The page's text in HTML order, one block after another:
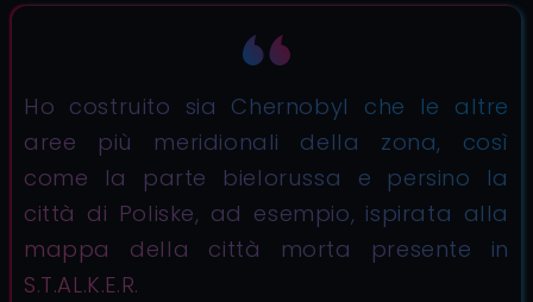
Ho costruito sia Chernobyl che le altre
aree più meridionali della zona, così
come la parte bielorussa e persino la
città di Poliske, ad esempio, ispirata alla
mappa della città morta presente in
S.T.AL.K.E.R.